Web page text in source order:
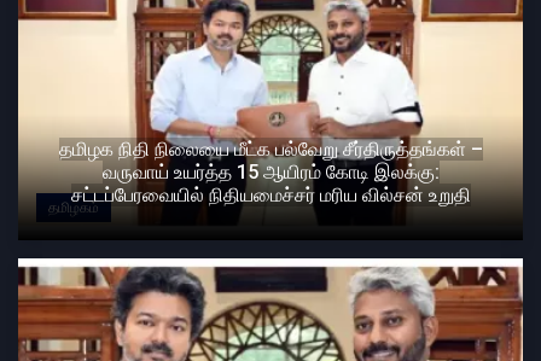
தமிழகம்
தமிழக நிதி நிலையை மீட்க பல்வேறு சீர்திருத்தங்கள் –
வருவாய் உயர்த்த 15 ஆயிரம் கோடி இலக்கு:
சட்டப்பேரவையில் நிதியமைச்சர் மரிய வில்சன் உறுதி